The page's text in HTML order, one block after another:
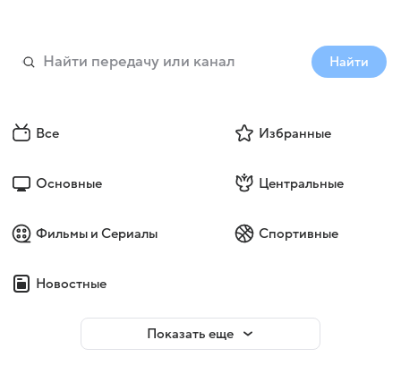
Найти
Все Избранные
Основные Центральные
Фильмы и Сериалы Спортивные
Новостные
Показать еще